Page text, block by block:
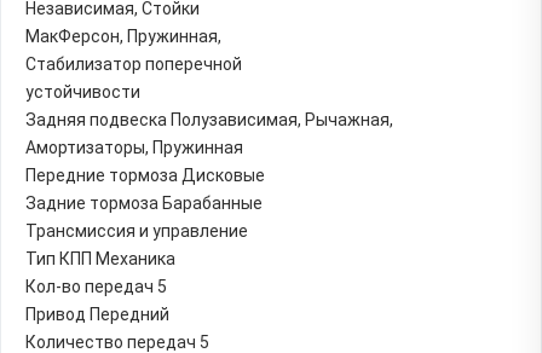
Независимая, Стойки
МакФерсон, Пружинная,
Стабилизатор поперечной
устойчивости
Задняя подвеска Полузависимая, Рычажная,
Амортизаторы, Пружинная
Передние тормоза Дисковые
Задние тормоза Барабанные
Трансмиссия и управление
Тип КПП Механика
Кол-во передач 5
Привод Передний
Количество передач 5